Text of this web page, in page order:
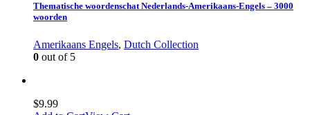
Thematische woordenschat Nederlands-Amerikaans-Engels – 3000
woorden
Amerikaans Engels, Dutch Collection
0 out of 5
$9.99